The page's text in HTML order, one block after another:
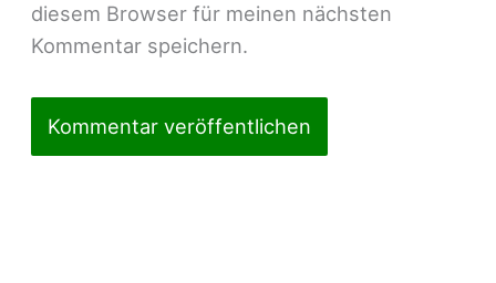
diesem Browser für meinen nächsten
Kommentar speichern.